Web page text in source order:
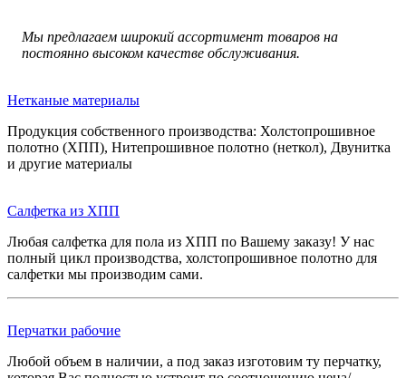
Мы предлагаем широкий ассортимент товаров на
постоянно высоком качестве обслуживания.
Нетканые материалы
Продукция собственного производства: Холстопрошивное
полотно (ХПП), Нитепрошивное полотно (неткол), Двунитка
и другие материалы
Салфетка из ХПП
Любая салфетка для пола из ХПП по Вашему заказу! У нас
полный цикл производства, холстопрошивное полотно для
салфетки мы производим сами.
Перчатки рабочие
Любой объем в наличии, а под заказ изготовим ту перчатку,